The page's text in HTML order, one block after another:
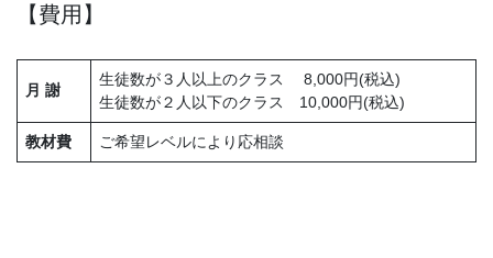
【費用】
月 謝
生徒数が３人以上のクラス 8,000円(税込)
生徒数が２人以下のクラス 10,000円(税込)
教材費 ご希望レベルにより応相談